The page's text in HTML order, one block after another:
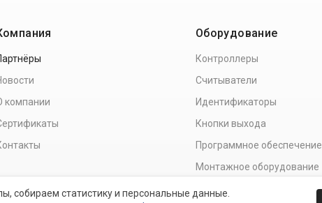
компании
Оборудование
Контроллеры
Считыватели
Идентификаторы
Кнопки выхода
Программное обеспечение
Монтажное оборудование
собираем статистику и персональные данные.